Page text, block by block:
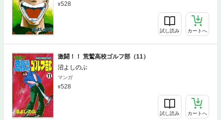
528
試し読み カートへ
激闘！！ 荒鷲高校ゴルフ部（11）
沼よしのぶ
マンガ
528
試し読み カートへ